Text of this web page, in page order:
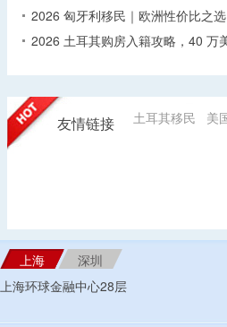
2026 匈牙利移民｜欧洲性价比之
2026 土耳其购房入籍攻略，40 万
友情链接 土耳其移民 美
上海
深圳
上海环球金融中心28层